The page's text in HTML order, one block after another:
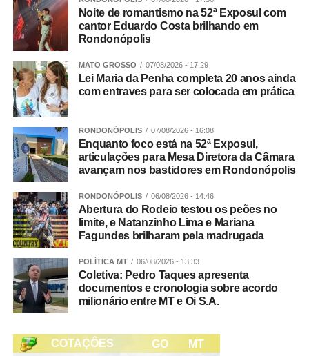
Noite de romantismo na 52ª Exposul com
cantor Eduardo Costa brilhando em
Rondonópolis
MATO GROSSO 07/08/2026 - 17:29
Lei Maria da Penha completa 20 anos ainda
com entraves para ser colocada em prática
RONDONÓPOLIS 07/08/2026 - 16:08
Enquanto foco está na 52ª Exposul,
articulações para Mesa Diretora da Câmara
avançam nos bastidores em Rondonópolis
RONDONÓPOLIS 06/08/2026 - 14:46
Abertura do Rodeio testou os peões no
limite, e Natanzinho Lima e Mariana
Fagundes brilharam pela madrugada
POLÍTICA MT 06/08/2026 - 13:33
Coletiva: Pedro Taques apresenta
documentos e cronologia sobre acordo
milionário entre MT e Oi S.A.